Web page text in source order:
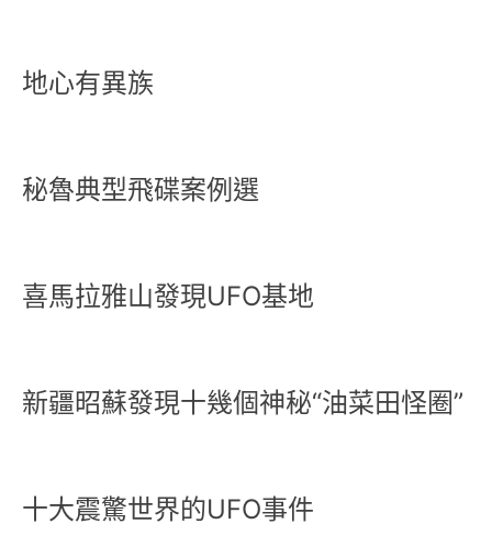
地心有異族
秘魯典型飛碟案例選
喜馬拉雅山發現UFO基地
新疆昭蘇發現十幾個神秘“油菜田怪圈”
十大震驚世界的UFO事件